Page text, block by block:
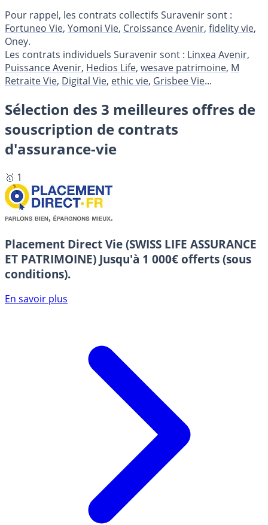
Pour rappel, les contrats collectifs Suravenir sont :
Fortuneo Vie, Yomoni Vie, Croissance Avenir, fidelity vie,
Oney.
Les contrats individuels Suravenir sont : Linxea Avenir,
Puissance Avenir, Hedios Life, wesave patrimoine, M
Retraite Vie, Digital Vie, ethic vie, Grisbee Vie...
Sélection des 3 meilleures offres de
souscription de contrats
d'assurance-vie
🥇 1
Placement Direct Vie (SWISS LIFE ASSURANCE
ET PATRIMOINE) Jusqu'à 1 000€ offerts (sous
conditions).
En savoir plus